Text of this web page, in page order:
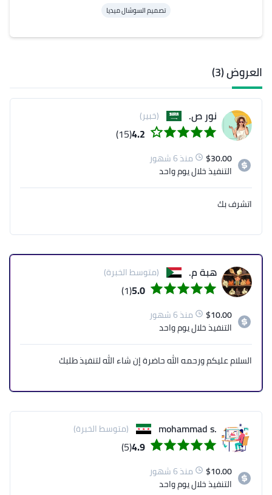
تصميم السوشال ميديا
العروض (3)
نور ص. (خبير)
4.2
(15)
$30.00
منذ 6 شهور
التنفيذخلال يوم واحد
اتشرف بك
هبة م. (متوسط الخبرة)
5.0
(1)
$10.00
منذ 6 شهور
التنفيذخلال يوم واحد
السلام عليكم ورحمه الله حاضرة إن شاء الله لتنفيذ طلبك
.mohammad s (متوسط الخبرة)
4.9
(5)
$10.00
منذ 6 شهور
التنفيذخلال يوم واحد